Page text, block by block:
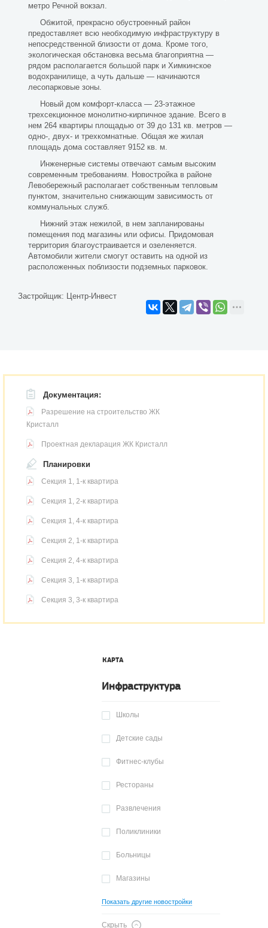
метро Речной вокзал.
Обжитой, прекрасно обустроенный район
предоставляет всю необходимую инфраструктуру в
непосредственной близости от дома. Кроме того,
экологическая обстановка весьма благоприятна —
рядом располагается большой парк и Химкинское
водохранилище, а чуть дальше — начинаются
лесопарковые зоны.
Новый дом комфорт-класса — 23-этажное
трехсекционное монолитно-кирпичное здание. Всего в
нем 264 квартиры площадью от 39 до 131 кв. метров —
одно-, двух- и трехкомнатные. Общая же жилая
площадь дома составляет 9152 кв. м.
Инженерные системы отвечают самым высоким
современным требованиям. Новостройка в районе
Левобережный располагает собственным тепловым
пунктом, значительно снижающим зависимость от
коммунальных служб.
Нижний этаж нежилой, в нем запланированы
помещения под магазины или офисы. Придомовая
территория благоустраивается и озеленяется.
Автомобили жители смогут оставить на одной из
расположенных поблизости подземных парковок.
Застройщик: Центр-Инвест
Документация:
Разрешение на строительство ЖК
Кристалл
Проектная декларация ЖК Кристалл
Планировки
Секция 1, 1-к квартира
Секция 1, 2-к квартира
Секция 1, 4-к квартира
Секция 2, 1-к квартира
Секция 2, 4-к квартира
Секция 3, 1-к квартира
Секция 3, 3-к квартира
КАРТА
Инфраструктура
Школы
Детские сады
Фитнес-клубы
Рестораны
Развлечения
Поликлиники
Больницы
Магазины
Показать другие новостройки
Скрыть